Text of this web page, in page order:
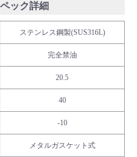
ック詳細
ステンレス鋼製(SUS316L)
完全禁油
20.5
40
-10
メタルガスケット式